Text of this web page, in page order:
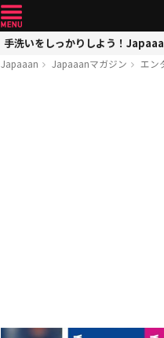
手洗いをしっかりしよう！
Japaaan Japaaanマガジン エン